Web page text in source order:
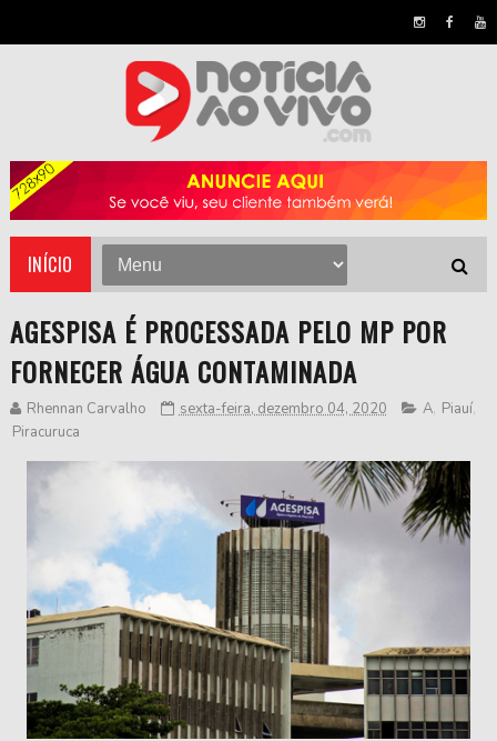
INÍCIO
AGESPISA É PROCESSADA PELO MP POR
FORNECER ÁGUA CONTAMINADA
Rhennan Carvalho sexta-feira, dezembro 04, 2020 A, Piauí,
Piracuruca